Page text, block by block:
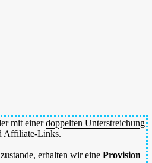
mit einerdoppelten Unterstreichung
Affiliate-Links.
erhalten wir eine Provision